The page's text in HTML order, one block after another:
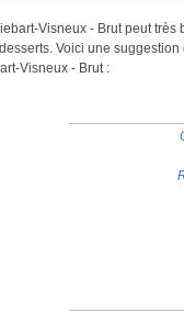
Visneux - Brut peut
Voici une
Visneux - Brut :